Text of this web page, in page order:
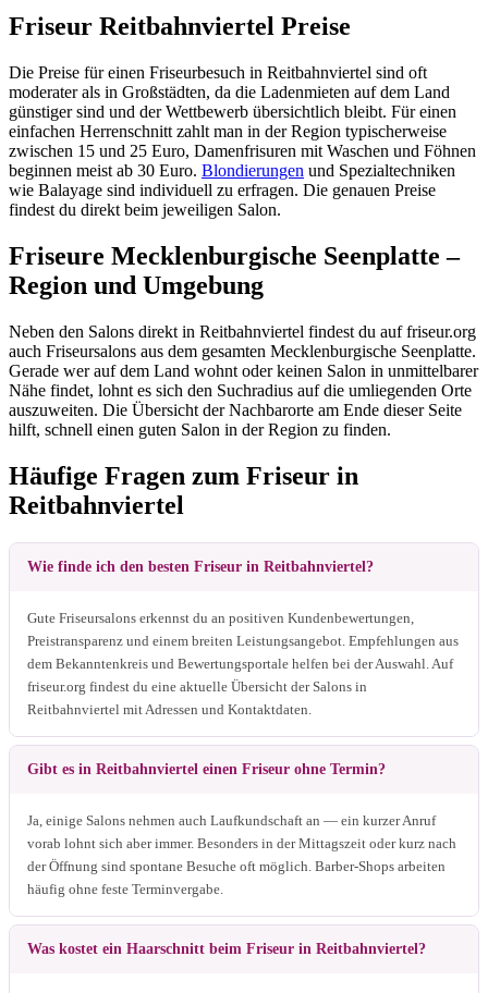
Friseur Reitbahnviertel Preise
Die Preise für einen Friseurbesuch in Reitbahnviertel sind oft
moderater als in Großstädten, da die Ladenmieten auf dem Land
günstiger sind und der Wettbewerb übersichtlich bleibt. Für einen
einfachen Herrenschnitt zahlt man in der Region typischerweise
zwischen 15 und 25 Euro, Damenfrisuren mit Waschen und Föhnen
beginnen meist ab 30 Euro. Blondierungen und Spezialtechniken
wie Balayage sind individuell zu erfragen. Die genauen Preise
findest du direkt beim jeweiligen Salon.
Friseure Mecklenburgische Seenplatte –
Region und Umgebung
Neben den Salons direkt in Reitbahnviertel findest du auf friseur.org
auch Friseursalons aus dem gesamten Mecklenburgische Seenplatte.
Gerade wer auf dem Land wohnt oder keinen Salon in unmittelbarer
Nähe findet, lohnt es sich den Suchradius auf die umliegenden Orte
auszuweiten. Die Übersicht der Nachbarorte am Ende dieser Seite
hilft, schnell einen guten Salon in der Region zu finden.
Häufige Fragen zum Friseur in
Reitbahnviertel
Wie finde ich den besten Friseur in Reitbahnviertel?
Gute Friseursalons erkennst du an positiven Kundenbewertungen,
Preistransparenz und einem breiten Leistungsangebot. Empfehlungen aus
dem Bekanntenkreis und Bewertungsportale helfen bei der Auswahl. Auf
friseur.org findest du eine aktuelle Übersicht der Salons in
Reitbahnviertel mit Adressen und Kontaktdaten.
Gibt es in Reitbahnviertel einen Friseur ohne Termin?
Ja, einige Salons nehmen auch Laufkundschaft an — ein kurzer Anruf
vorab lohnt sich aber immer. Besonders in der Mittagszeit oder kurz nach
der Öffnung sind spontane Besuche oft möglich. Barber-Shops arbeiten
häufig ohne feste Terminvergabe.
Was kostet ein Haarschnitt beim Friseur in Reitbahnviertel?